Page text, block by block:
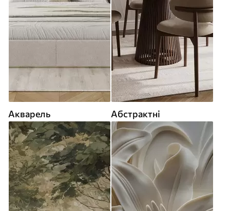
Акварель Абстрактні